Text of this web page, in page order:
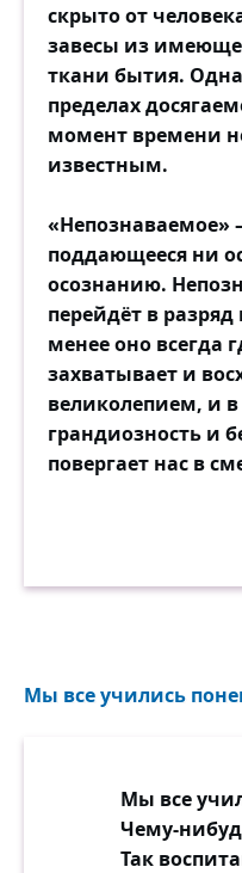
скрыто от
завесы из
ткани бытия.
пределах
момент времени
известным.
«Непознаваемое»
поддающееся ни
осознанию.
перейдёт в
менее оно всегда
захватывает и
великолепием, и
грандиозность и
повергает нас в
Мы все учились
Мы все
Чему-
Так